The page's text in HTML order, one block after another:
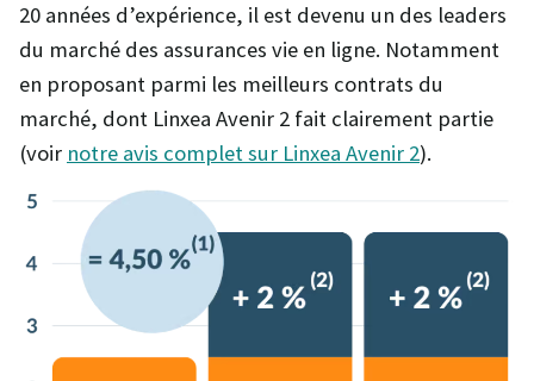
20 années d’expérience, il est devenu un des leaders
du marché des assurances vie en ligne. Notamment
en proposant parmi les meilleurs contrats du
marché, dont Linxea Avenir 2 fait clairement partie
(voir notre avis complet sur Linxea Avenir 2).